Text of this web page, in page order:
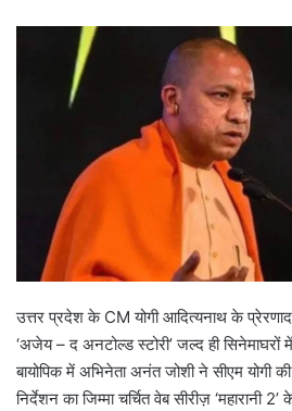
उत्तर प्रदेश के CM योगी आदित्यनाथ के
‘अजेय – द अनटोल्ड स्टोरी’ जल्द ही सिनेमाघरों
बायोपिक में अभिनेता अनंत जोशी ने सीएम योगी
निर्देशन का जिम्मा चर्चित वेब सीरीज़ ‘महारानी